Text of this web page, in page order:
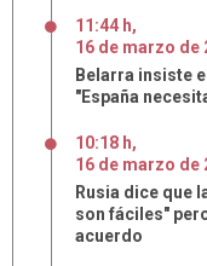
11:44 h,
16 de marzo de
Belarra insiste
"España
10:18 h,
16 de marzo de
Rusia dice que
son fáciles"
acuerdo